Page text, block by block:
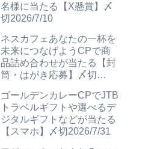
名様に当たる【X懸賞】〆
切2026/7/10
ネスカフェあなたの一杯を
未来につなげようCPで商
品詰め合わせが当たる【封
筒・はがき応募】〆切
ゴールデンカレーCPでJTB
トラベルギフトや選べるデ
ジタルギフトなどが当たる
【スマホ】〆切2026/7/31